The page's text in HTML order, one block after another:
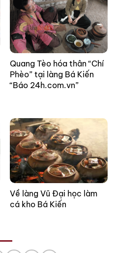
Quang Tèo hóa thân “Chí
Phèo” tại làng Bá Kiến
“Báo 24h.com.vn”
Về làng Vũ Đại học làm
cá kho Bá Kiến